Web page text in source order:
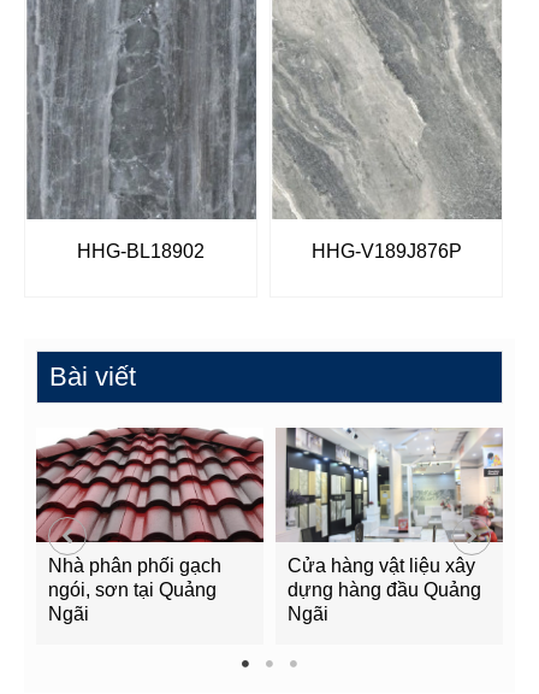
HHG-BL18902 HHG-V189J876P
Bài viết
Nhà phân phối gạch
ngói, sơn tại Quảng
Ngãi
Cửa hàng vật liệu xây
dựng hàng đầu Quảng
Ngãi
1 2 3